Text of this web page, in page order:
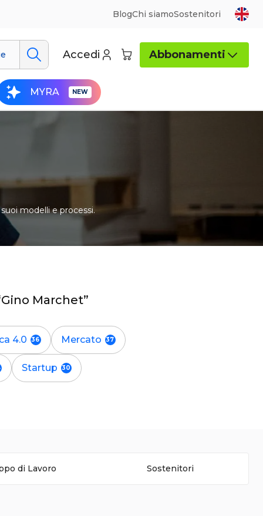
BlogChi siamoSostenitori
Accedi Abbonamenti
MYRA
modelli e processi.
Marchet”
4.0 Mercato
Startup
di Lavoro Sostenitori